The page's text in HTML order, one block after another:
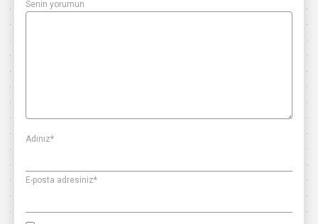
Senin yorumun
Adınız*
E-posta adresiniz*